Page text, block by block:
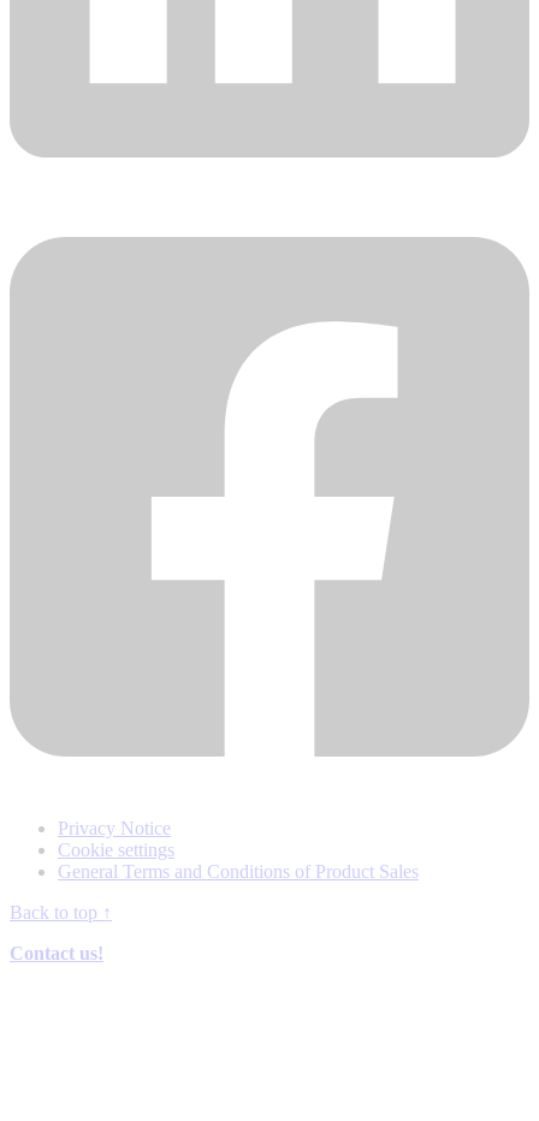
Privacy Notice
Cookie settings
General Terms and Conditions of Product Sales
Back to top ↑
Contact us!